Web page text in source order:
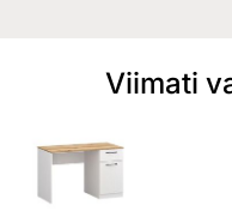
Viimati